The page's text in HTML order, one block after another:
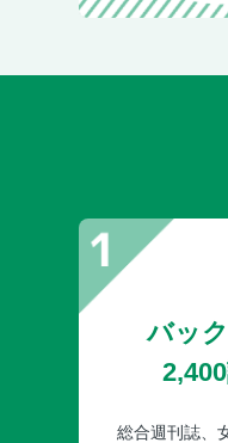
バッ
総合週刊誌、